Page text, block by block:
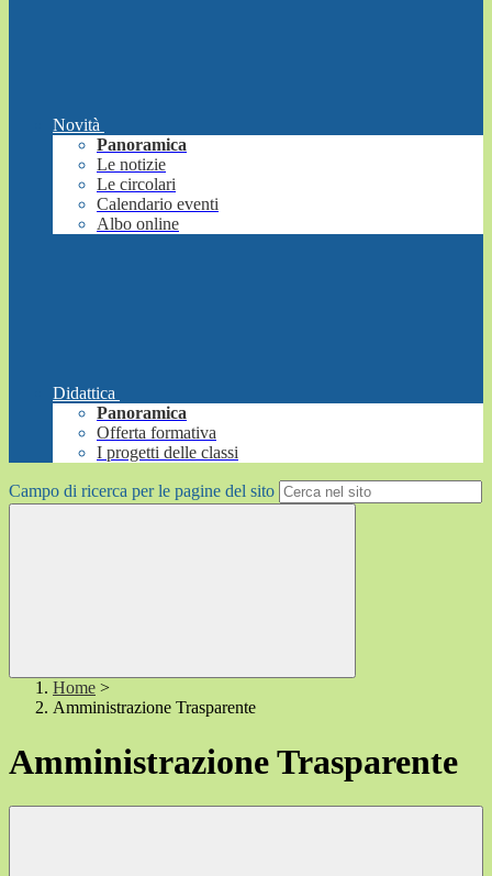
Novità
Panoramica
Le notizie
Le circolari
Calendario eventi
Albo online
Didattica
Panoramica
Offerta formativa
I progetti delle classi
Campo di ricerca per le pagine del sito
Home >
Amministrazione Trasparente
Amministrazione Trasparente